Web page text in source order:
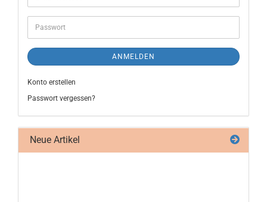
ANMELDEN
Konto erstellen
Passwort vergessen?
Neue Artikel